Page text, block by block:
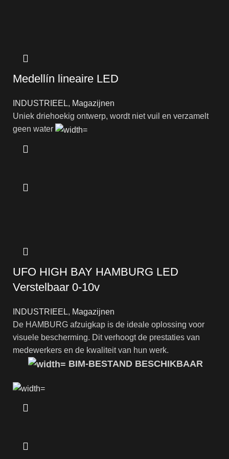
Medellín lineaire LED
INDUSTRIEEL, Magazijnen
Uniek driehoekig ontwerp, wordt niet vuil en verzamelt
geen water
UFO HIGH BAY HAMBURG LED
Verstelbaar 0-10v
INDUSTRIEEL, Magazijnen
De HAMBURG afzuigkap is de ideale oplossing voor
visuele bescherming. Dit verhoogt de prestaties van
medewerkers en de kwaliteit van hun werk.
BIM-BESTAND BESCHIKBAAR